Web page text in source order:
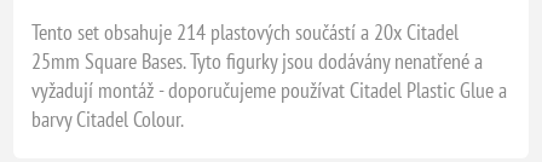
Tento set obsahuje 214 plastových součástí a 20x Citadel
25mm Square Bases. Tyto figurky jsou dodávány nenatřené a
vyžadují montáž - doporučujeme používat Citadel Plastic Glue a
barvy Citadel Colour.